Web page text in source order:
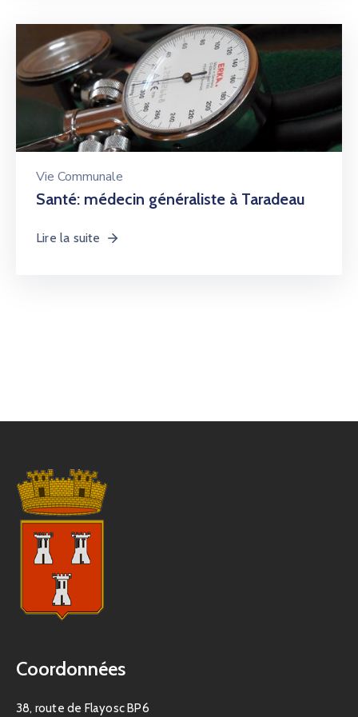
Vie Communale
Santé: médecin généraliste à Taradeau
Lire la suite
Coordonnées
38, route de Flayosc BP6